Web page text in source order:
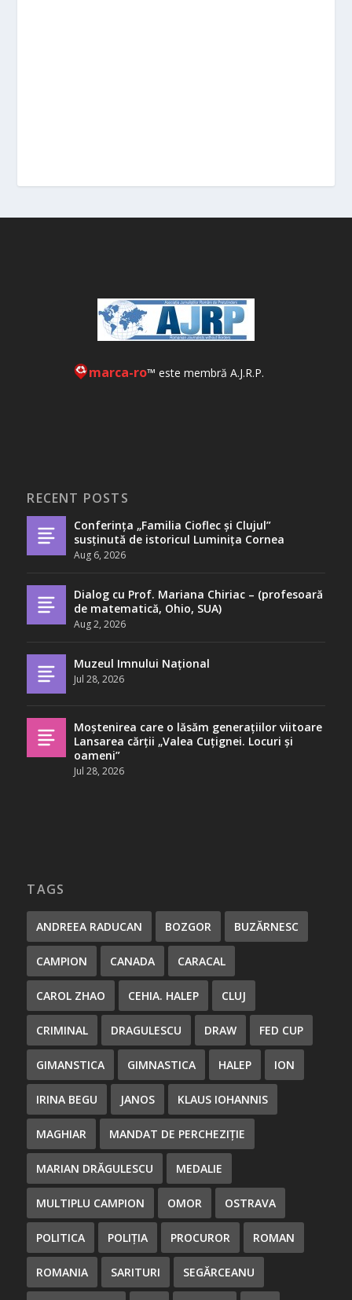
marca-ro™ este membră A.J.R.P.
RECENT POSTS
Conferința „Familia Cioflec și Clujul”
susținută de istoricul Luminița Cornea
Aug 6, 2026
Dialog cu Prof. Mariana Chiriac – (profesoară
de matematică, Ohio, SUA)
Aug 2, 2026
Muzeul Imnului Național
Jul 28, 2026
Moștenirea care o lăsăm generațiilor viitoare
Lansarea cărții „Valea Cuțignei. Locuri și
oameni”
Jul 28, 2026
TAGS
ANDREEA RADUCAN BOZGOR BUZĂRNESC
CAMPION CANADA CARACAL
CAROL ZHAO CEHIA. HALEP CLUJ
CRIMINAL DRAGULESCU DRAW FED CUP
GIMANSTICA GIMNASTICA HALEP ION
IRINA BEGU JANOS KLAUS IOHANNIS
MAGHIAR MANDAT DE PERCHEZIȚIE
MARIAN DRĂGULESCU MEDALIE
MULTIPLU CAMPION OMOR OSTRAVA
POLITICA POLIȚIA PROCUROR ROMAN
ROMANIA SARITURI SEGĂRCEANU